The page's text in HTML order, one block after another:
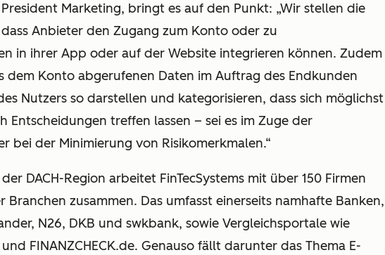
President Marketing, bringt es auf den Punkt: „Wir stellen die
Anbieter den Zugang zum Konto oder zu
in ihrer App oder auf der Website integrieren können. Zudem
dem Konto abgerufenen Daten im Auftrag des Endkunden
Nutzers so darstellen und kategorisieren, dass sich möglichst
Entscheidungen treffen lassen – sei es im Zuge der
bei der Minimierung von Risikomerkmalen.“
DACH-Region arbeitet FinTecSystems mit über 150 Firmen
Branchen zusammen. Das umfasst einerseits namhafte Banken,
N26, DKB und swkbank, sowie Vergleichsportale wie
und FINANZCHECK.de. Genauso fällt darunter das Thema E-